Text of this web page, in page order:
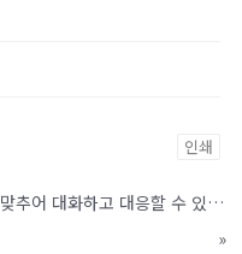
인쇄
상대방의 감성을 추론, 판단하여 그에 맞추어 대화하고 대응할 수 있는 감성지능 기술 연구개발
»